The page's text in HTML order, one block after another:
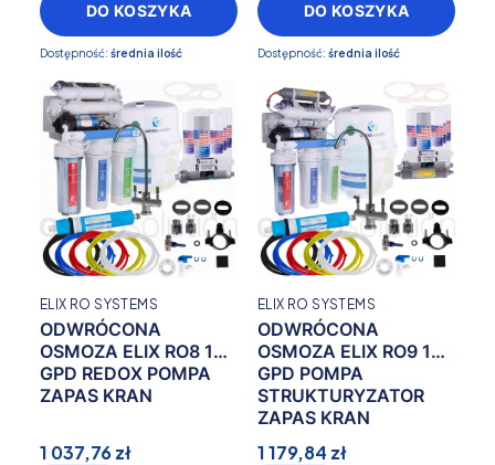
DO KOSZYKA
Dostępność: średnia ilość
DO KOSZYKA
Dostępność: średnia ilość
ODWRÓCONA
OSMOZA ELIX RO8 100
GPD REDOX POMPA
ZAPAS KRAN
ELIX RO SYSTEMS
1 037,76 zł
ODWRÓCONA
OSMOZA ELIX RO9 100
GPD POMPA
STRUKTURYZATOR
ZAPAS KRAN
ELIX RO SYSTEMS
1 179,84 zł